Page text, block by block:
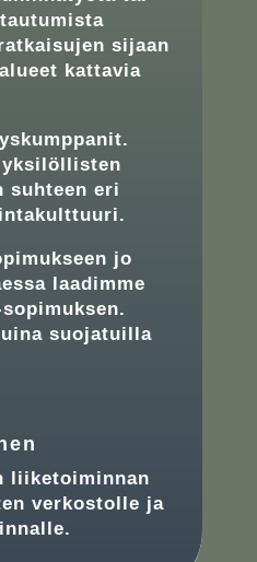
sijaan
kattavia
yksilöllisten
suhteen eri
jo
laadimme
suojatuilla
liiketoiminnan
verkostolle ja